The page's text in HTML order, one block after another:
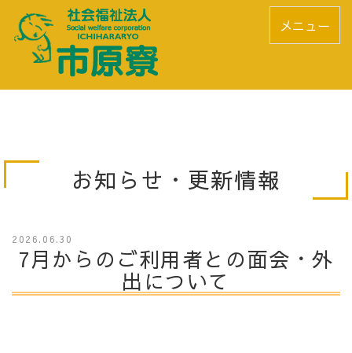
メニュー
お知らせ・更新情報
2026.06.30
7月からのご利用者との面会・外
出について